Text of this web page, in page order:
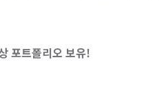
포트폴리오 보유!